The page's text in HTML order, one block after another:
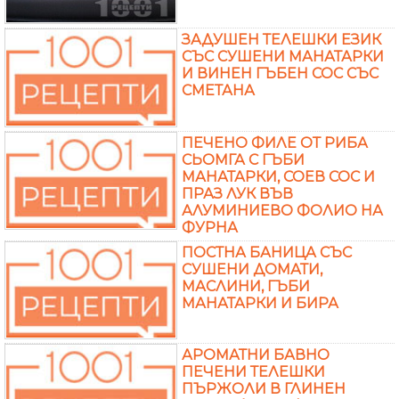
ЗАДУШЕН ТЕЛЕШКИ ЕЗИК
СЪС СУШЕНИ МАНАТАРКИ
И ВИНЕН ГЪБЕН СОС СЪС
СМЕТАНА
ПЕЧЕНО ФИЛЕ ОТ РИБА
СЬОМГА С ГЪБИ
МАНАТАРКИ, СОЕВ СОС И
ПРАЗ ЛУК ВЪВ
АЛУМИНИЕВО ФОЛИО НА
ФУРНА
ПОСТНА БАНИЦА СЪС
СУШЕНИ ДОМАТИ,
МАСЛИНИ, ГЪБИ
МАНАТАРКИ И БИРА
АРОМАТНИ БАВНО
ПЕЧЕНИ ТЕЛЕШКИ
ПЪРЖОЛИ В ГЛИНЕН